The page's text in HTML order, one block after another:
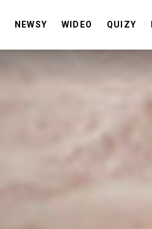
NEWSY WIDEO QUIZY